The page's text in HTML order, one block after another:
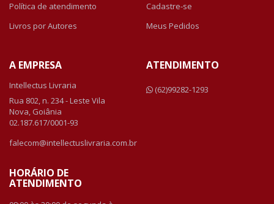
Política de atendimento
Livros por Autores
Cadastre-se
Meus Pedidos
A EMPRESA
Intellectus Livraria
Rua 802, n. 234 - Leste Vila
Nova, Goiânia
02.187.617/0001-93
falecom@intellectuslivraria.com.br
HORÁRIO DE
ATENDIMENTO
ATENDIMENTO
(62)99282-1293